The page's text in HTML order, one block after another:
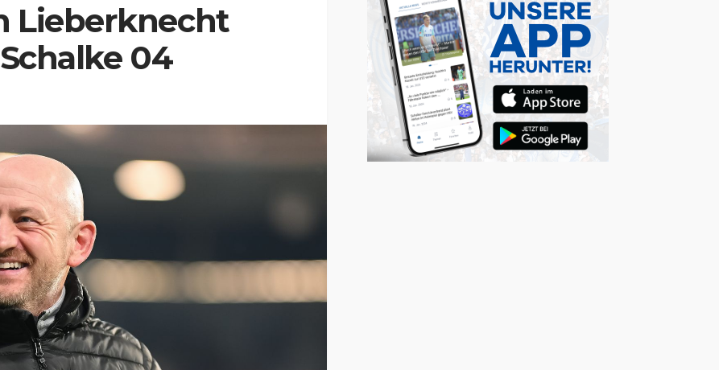
Lieberknecht
04